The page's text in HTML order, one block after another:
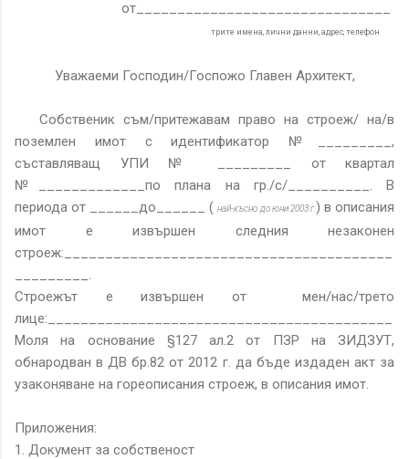
от_______________________________
трите имена, лични данни, адрес, телефон
Уважаеми Господин/Госпожо Главен Архитект,
Собственик съм/притежавам право на строеж/ на/в
поземлен имот с идентификатор №_________,
съставляващ УПИ № _________ от квартал
№_____________по плана на гр./с/__________. В
периода от ______до______ (най-късно до юни 2003 г.) в описания
имот е извършен следния незаконен
строеж:________________________________________
Строежът е извършен от мен/нас/трето
лице:__________________________________________
Моля на основание §127 ал.2 от ПЗР на ЗИДЗУТ,
обнародван в ДВ бр.82 от 2012 г. да бъде издаден акт за
узаконяване на гореописания строеж, в описания имот.
Приложения:
1. Документ за собственост